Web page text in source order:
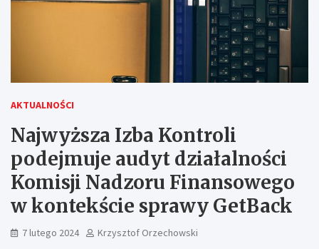
AKTUALNOŚCI
Najwyższa Izba Kontroli
podejmuje audyt działalności
Komisji Nadzoru Finansowego
w kontekście sprawy GetBack
7 lutego 2024 Krzysztof Orzechowski